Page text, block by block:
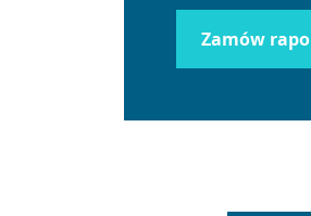
Zamów